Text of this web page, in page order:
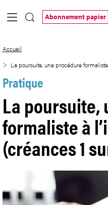
Saut au contenu principal
Abonnement papier
Accueil
La poursuite, une procédure
Pratique
La poursuite,
formaliste à
(créances 1